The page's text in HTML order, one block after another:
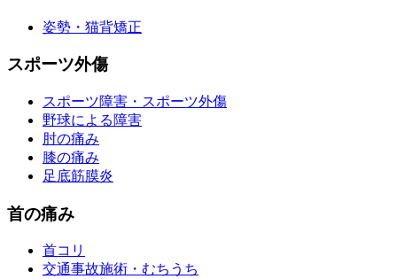
姿勢・猫背矯正
スポーツ外傷
スポーツ障害・スポーツ外傷
野球による障害
肘の痛み
膝の痛み
足底筋膜炎
首の痛み
首コリ
交通事故施術・むちうち